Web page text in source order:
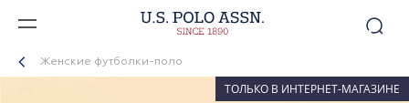
Женские футболки-поло
ТОЛЬКО В ИНТЕРНЕТ-МАГАЗИНЕ